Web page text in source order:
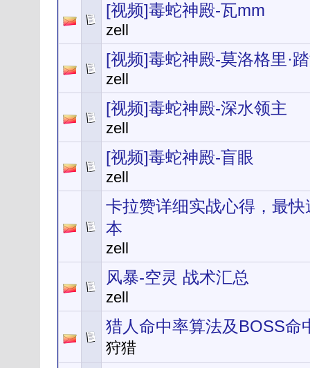
[视频]毒蛇神殿-瓦mm
zell
[视频]毒蛇神殿-莫洛格里·
zell
[视频]毒蛇神殿-深水领主
zell
[视频]毒蛇神殿-盲眼
zell
卡拉赞详细实战心得，最
本
zell
风暴-空灵 战术汇总
zell
猎人命中率算法及BOSS命
狩猎